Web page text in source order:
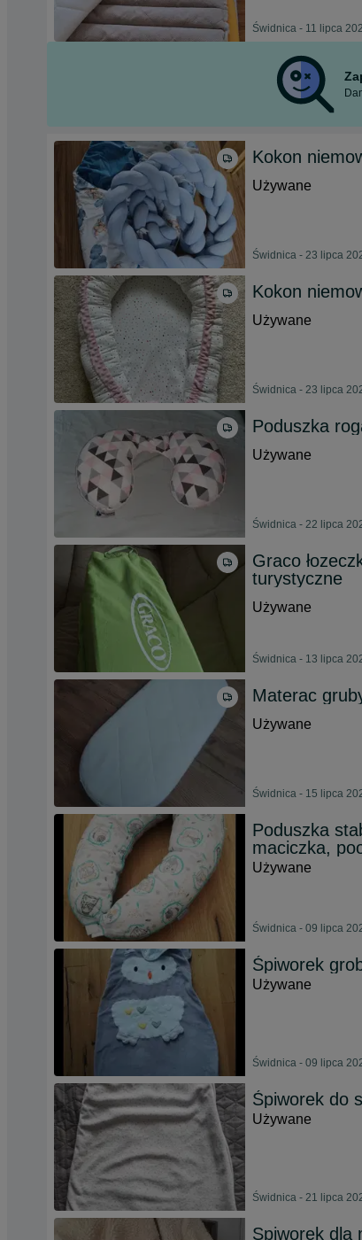
Świdnica - 11 lipca
Kokon
Używane
Świdnica - 23 lipca
Kokon
Używane
Świdnica - 23 lipca
Poduszka
Używane
Świdnica - 22 lipca
Graco
turystyczne
Używane
Świdnica - 13 lipca
Materac
Używane
Świdnica - 15 lipca
Poduszka
maciczka,
Używane
Świdnica - 09 lipca
Śpiworek
Używane
Świdnica - 09 lipca
Śpiworek do
Używane
Świdnica - 21 lipca
Spiworek dla